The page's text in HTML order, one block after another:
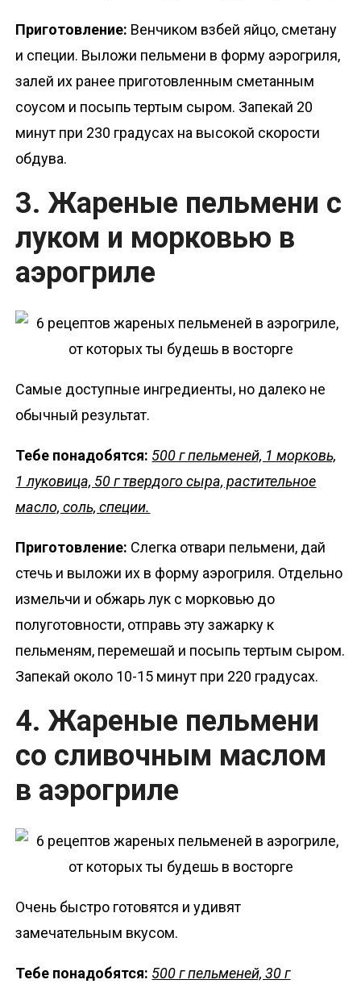
Приготовление: Венчиком взбей яйцо, сметану
и специи. Выложи пельмени в форму аэрогриля,
залей их ранее приготовленным сметанным
соусом и посыпь тертым сыром. Запекай 20
минут при 230 градусах на высокой скорости
обдува.
3. Жареные пельмени с
луком и морковью в
аэрогриле
Самые доступные ингредиенты, но далеко не
обычный результат.
Тебе понадобятся: 500 г пельменей, 1 морковь,
1 луковица, 50 г твердого сыра, растительное
масло, соль, специи.
Приготовление: Слегка отвари пельмени, дай
стечь и выложи их в форму аэрогриля. Отдельно
измельчи и обжарь лук с морковью до
полуготовности, отправь эту зажарку к
пельменям, перемешай и посыпь тертым сыром.
Запекай около 10-15 минут при 220 градусах.
4. Жареные пельмени
со сливочным маслом
в аэрогриле
Очень быстро готовятся и удивят
замечательным вкусом.
Тебе понадобятся: 500 г пельменей, 30 г